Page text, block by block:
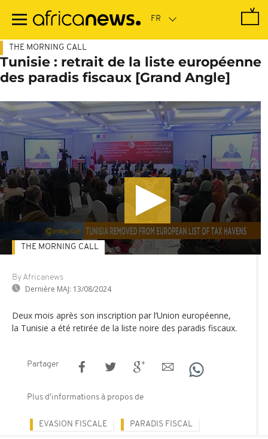
contenu
THE MORNING CALL
Tunisie : retrait de la liste européenne
des paradis fiscaux [Grand Angle]
By Africanews
Dernière MAJ: 13/08/2024
THE MORNING CALL
Deux mois après son inscription par l’Union européenne,
la Tunisie a été retirée de la liste noire des paradis fiscaux.
Partager
Plus d'informations à propos de
EVASION FISCALE PARADIS FISCAL